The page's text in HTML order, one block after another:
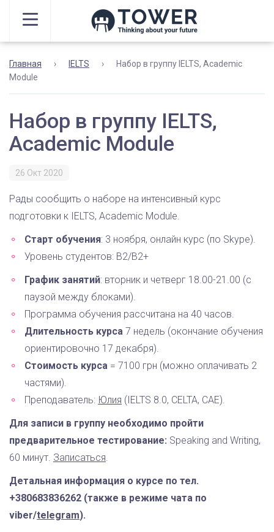
Главная › IELTS ›
Набор в группу IELTS, Academic
Module
Набор в группу IELTS,
Academic Module
26 Окт 2020
Рады сообщить о наборе на интенсивный курс
подготовки к IELTS, Academic Module.
Старт обучения: 3 ноября, онлайн курс (по Skype).
Уровень студентов: В2/В2+
График занятий: вторник и четверг 18.00-21.00 (с
паузой между блоками).
Программа обучения рассчитана на 40 часов.
Длительность курса 7 недель (окончание обучения
ориентировочно 17 декабря).
Стоимость курса = 7100 грн (можно оплачивать 2
частями).
Преподаватель: Юлия (IELTS 8.0, CELTA, CAE).
Для записи в группу необходимо пройти
предварительное тестирование: Speaking and Writing,
60 минут. Записаться.
Детальная информация о курсе по тел.
+380683836262 (также в режиме чата по
viber/telegram).